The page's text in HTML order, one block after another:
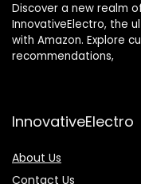
Discover a new realm
InnovativeElectro, the
with Amazon. Explore
recommendations,
InnovativeElectro
About Us
Contact Us